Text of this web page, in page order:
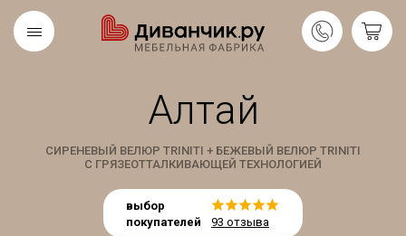
Алтай
СИРЕНЕВЫЙ ВЕЛЮР TRINITI + БЕЖЕВЫЙ ВЕЛЮР TRINITI
С ГРЯЗЕОТТАЛКИВАЮЩЕЙ ТЕХНОЛОГИЕЙ
выбор
покупателей
93 отзыва
Скандинавская